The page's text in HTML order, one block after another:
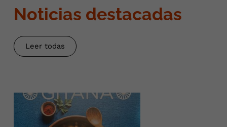
Noticias destacadas
Leer todas